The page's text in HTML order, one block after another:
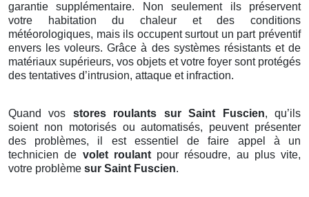
garantie supplémentaire. Non seulement ils préservent
votre habitation du chaleur et des conditions
météorologiques, mais ils occupent surtout un part préventif
envers les voleurs. Grâce à des systèmes résistants et de
matériaux supérieurs, vos objets et votre foyer sont protégés
des tentatives d’intrusion, attaque et infraction.
Quand vos stores roulants sur Saint Fuscien, qu’ils
soient non motorisés ou automatisés, peuvent présenter
des problèmes, il est essentiel de faire appel à un
technicien de volet roulantpour résoudre, au plus vite,
votre problème sur Saint Fuscien.